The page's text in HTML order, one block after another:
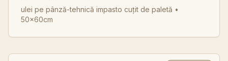
ulei pe pânză-tehnică impasto cuțit de paletă •
50x60cm